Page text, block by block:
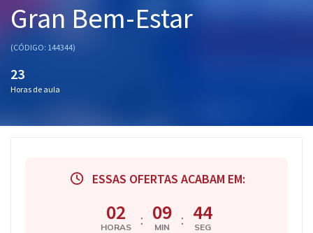
Concursos
Assinatura Ilimitada
Cursos 20% OFF
Graduação
Gran Bem-Estar
(CÓDIGO: 144344)
23
Horas de aula
ESSAS OFERTAS ACABAM EM:
02
HORAS : 09
MIN : 43
SEG